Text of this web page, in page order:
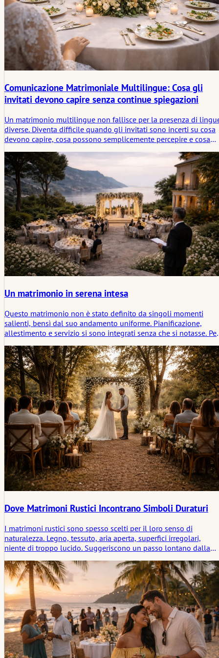
Comunicazione Matrimoniale Multilingue: Cosa gli
invitati devono capire senza continue spiegazioni
Un matrimonio multilingue non fallisce per la presenza di
diverse. Diventa difficile quando gli invitati sono incerti su cosa
devono capire, cosa possono semplicemente percepire e cosa
come creare chiarezza nella comunicazione di un matrimonio
multilingue senza spiegare eccessivamente ogni parte della
giornata.
Un matrimonio in serena intesa
Questo matrimonio non è stato definito da singoli momenti
salienti, bensì dal suo andamento uniforme. Pianificazione,
allestimento e servizio si sono integrati senza che si notasse. Per
naturale e che è stato costantemente caratterizzato da
tranquillità, vicinanza e affidabilità.
Dove Matrimoni Rustici Incontrano Simboli Duraturi
I matrimoni rustici sono spesso scelti per il loro senso di
naturalezza. Legno, tessuto, aria aperta, superfici irregolari,
niente di troppo lucido. Suggeriscono un passo lontano dalla
quella semplicità è raramente vuota. Porta con sé strati che non
sono sempre immediatamente visibili.